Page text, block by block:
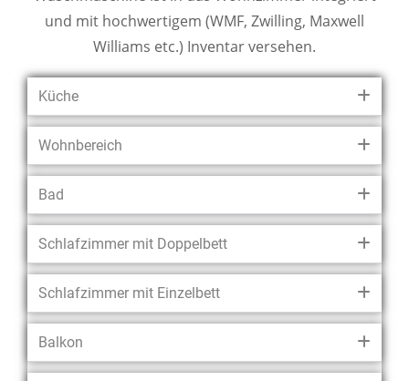
Küche
Wohnbereich
Bad
Schlafzimmer mit Doppelbett
Schlafzimmer mit Einzelbett
Balkon